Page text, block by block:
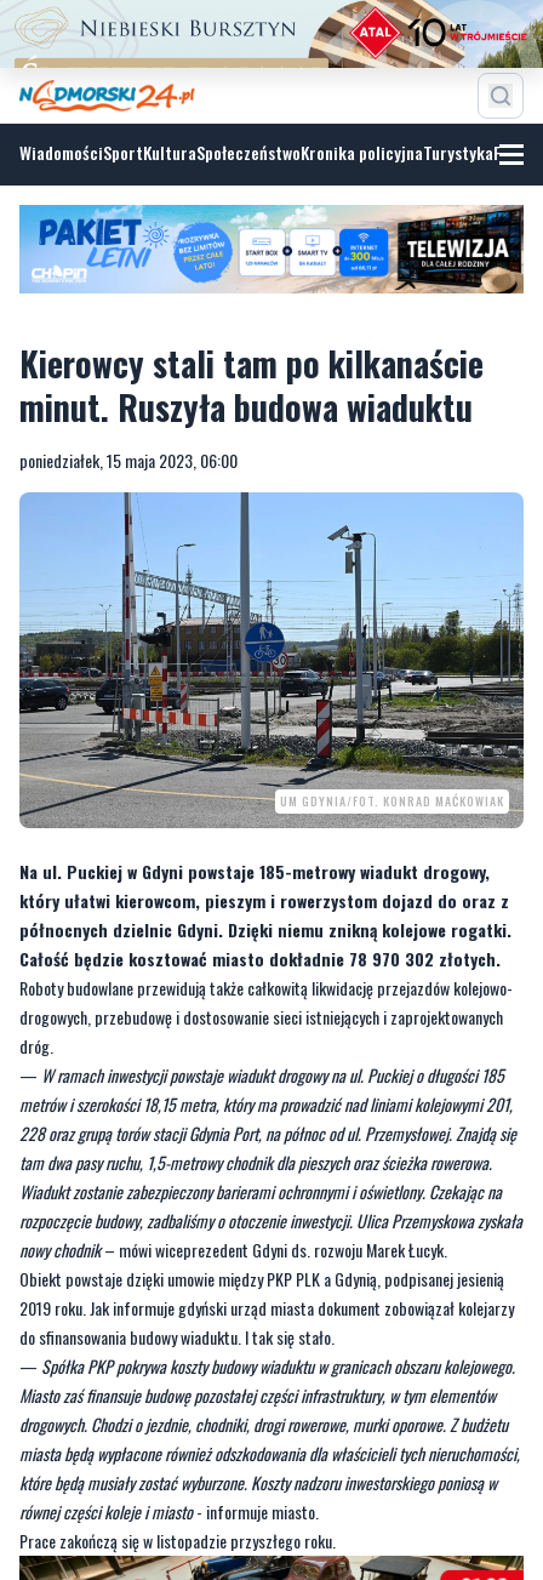
WiadomościSportKulturaSpołeczeństwoKronika policyjnaTurystyka
Kierowcy stali tam po kilkanaście
poniedziałek, 15 maja 2023, 06:00
UM GDYNIA/FOT. KONRAD MAĆKOWIAK
Na ul. Puckiej w Gdyni powstaje 185-metrowy wiadukt drogowy,
który ułatwi kierowcom, pieszym i rowerzystom dojazd do oraz z
Całość będzie kosztować miasto dokładnie 78 970 302 złotych.
Roboty budowlane przewidują także całkowitą likwidację przejazdów kolejowo-
drogowych, przebudowę i dostosowanie sieci istniejących i zaprojektowanych
dróg.
—W ramach inwestycji powstaje wiadukt drogowy na ul. Puckiej o długości 185
metrów i szerokości 18,15 metra, który ma prowadzić nad liniami kolejowymi 201,
228 oraz grupą torów stacji Gdynia Port, na północ od ul. Przemysłowej. Znajdą się
tam dwa pasy ruchu, 1,5-metrowy chodnik dla pieszych oraz ścieżka rowerowa.
Wiadukt zostanie zabezpieczony barierami ochronnymi i oświetlony. Czekając na
rozpoczęcie budowy, zadbaliśmy o otoczenie inwestycji. Ulica Przemyskowa zyskała
nowy chodnik– mówi wiceprezedent Gdyni ds. rozwoju Marek Łucyk.
Obiekt powstaje dzięki umowie między PKP PLK a Gdynią, podpisanej jesienią
2019 roku. Jak informuje gdyński urząd miasta dokument zobowiązał kolejarzy
do sfinansowania budowy wiaduktu. I tak się stało.
—Spółka PKP pokrywa koszty budowy wiaduktu w granicach obszaru kolejowego.
Miasto zaś finansuje budowę pozostałej części infrastruktury, w tym elementów
drogowych. Chodzi o jezdnie, chodniki, drogi rowerowe, murki oporowe. Z budżetu
miasta będą wypłacone również odszkodowania dla właścicieli tych nieruchomości,
które będą musiały zostać wyburzone. Koszty nadzoru inwestorskiego poniosą w
równej części koleje i miasto- informuje miasto.
Prace zakończą się w listopadzie przyszłego roku.